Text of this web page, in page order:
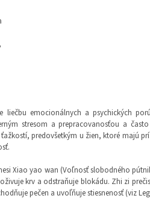
liečbu emocionálnych a psychických
stresom a prepracovanosťou a
predovšetkým u žien, ktoré majú
Xiao yao wan (Voľnosť slobodného
krv a odstraňuje blokádu. Zhi zi
pečen a uvoľňuje stiesnenosť (viz